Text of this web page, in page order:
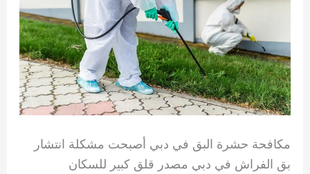
مكافحة حشرة البق في دبي أصبحت مشكلة انتشار
بق الفراش في دبي مصدر قلق كبير للسكان